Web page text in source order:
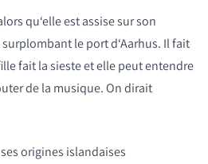
qu‘elle est assise sur son
le port d‘Aarhus. Il fait
fait la sieste et elle peut entendre
de la musique. On dirait
origines islandaises